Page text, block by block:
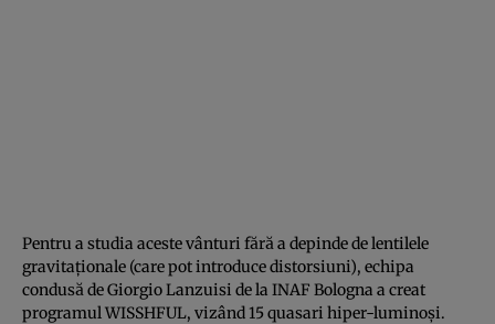
Pentru a studia aceste vânturi fără a depinde de lentilele
gravitaționale (care pot introduce distorsiuni), echipa
condusă de Giorgio Lanzuisi de la INAF Bologna a creat
programul WISSHFUL, vizând 15 quasari hiper-luminoși.